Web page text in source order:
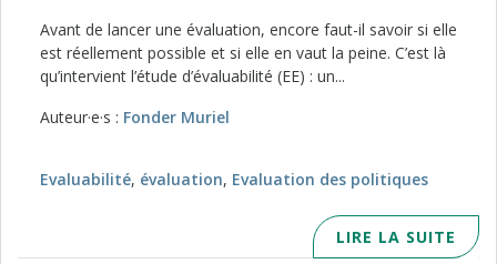
Avant de lancer une évaluation, encore faut-il savoir si elle
est réellement possible et si elle en vaut la peine. C’est là
qu’intervient l’étude d’évaluabilité (EE) : un...
Auteur·e·s : Fonder Muriel
Evaluabilité, évaluation, Evaluation des politiques
LIRE LA SUITE